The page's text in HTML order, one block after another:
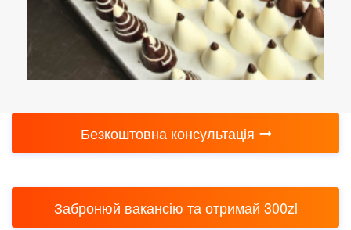
Безкоштовна консультація
Забронюй вакансію та отримай 300zl